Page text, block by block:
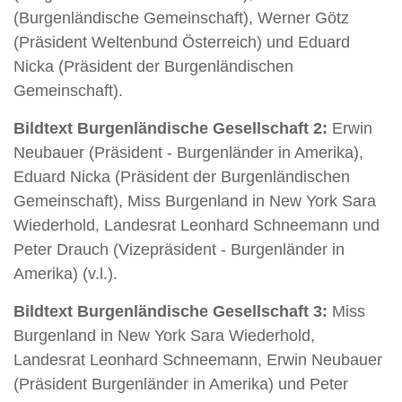
(Burgenländische Gemeinschaft), Werner Götz
(Präsident Weltenbund Österreich) und Eduard
Nicka (Präsident der Burgenländischen
Gemeinschaft).
Bildtext Burgenländische Gesellschaft 2: Erwin
Neubauer (Präsident - Burgenländer in Amerika),
Eduard Nicka (Präsident der Burgenländischen
Gemeinschaft), Miss Burgenland in New York Sara
Wiederhold, Landesrat Leonhard Schneemann und
Peter Drauch (Vizepräsident - Burgenländer in
Amerika) (v.l.).
Bildtext Burgenländische Gesellschaft 3: Miss
Burgenland in New York Sara Wiederhold,
Landesrat Leonhard Schneemann, Erwin Neubauer
(Präsident Burgenländer in Amerika) und Peter